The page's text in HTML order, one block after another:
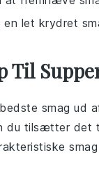
let krydret
Til
smag ud
du tilsætter det